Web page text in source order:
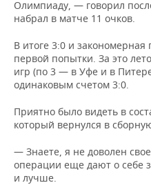
Олимпиаду, — говорил
набрал в матче 11 очков.
В итоге 3:0 и
первой попытки. За это
игр (по 3 — в Уфе и в
одинаковым счетом 3:0.
Приятно было видеть в
который вернулся в
— Знаете, я не доволен
операции еще дают о себе
и лучше.